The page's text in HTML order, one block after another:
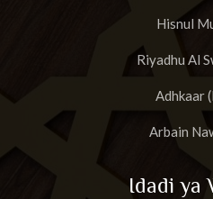
Hisnul
Riyadhu Al
Adhkaar
Arbain
Idadi ya